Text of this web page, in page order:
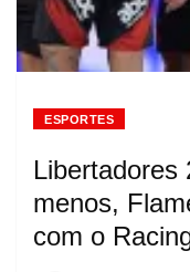
ESPORTES
Libertadores
menos,
com o